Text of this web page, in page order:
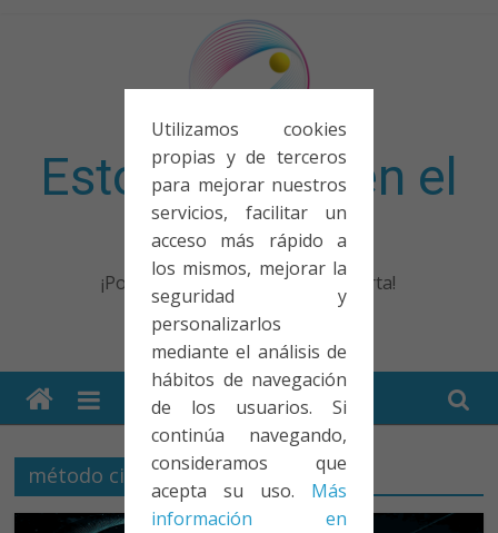
Utilizamos cookies
propias y de terceros
para mejorar nuestros
servicios, facilitar un
acceso más rápido a
los mismos, mejorar la
seguridad y
personalizarlos
mediante el análisis de
hábitos de navegación
de los usuarios. Si
continúa navegando,
consideramos que
acepta su uso. Más
información en
Esto no entra en el
examen
¡Porque no solo el examen importa!
método científico